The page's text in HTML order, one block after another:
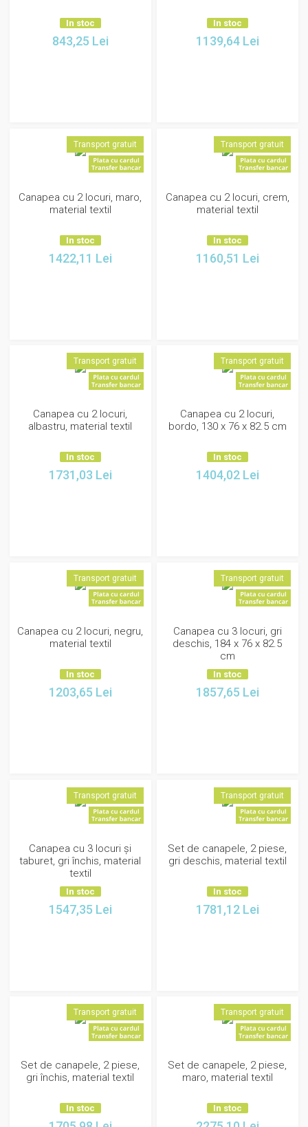
In stoc
843,25 Lei
In stoc
1139,64 Lei
Transport gratuit
Canapea cu 2 locuri, maro,
material textil
In stoc
1422,11 Lei
Transport gratuit
Canapea cu 2 locuri, crem,
material textil
In stoc
1160,51 Lei
Transport gratuit
Canapea cu 2 locuri,
albastru, material textil
In stoc
1731,03 Lei
Transport gratuit
Canapea cu 2 locuri,
bordo, 130 x 76 x 82.5 cm
In stoc
1404,02 Lei
Transport gratuit
Canapea cu 2 locuri, negru,
material textil
In stoc
1203,65 Lei
Transport gratuit
Canapea cu 3 locuri, gri
deschis, 184 x 76 x 82.5
cm
In stoc
1857,65 Lei
Transport gratuit
Canapea cu 3 locuri și
taburet, gri închis, material
textil
In stoc
1547,35 Lei
Transport gratuit
Set de canapele, 2 piese,
gri deschis, material textil
In stoc
1781,12 Lei
Transport gratuit
Set de canapele, 2 piese,
gri închis, material textil
In stoc
Transport gratuit
Set de canapele, 2 piese,
maro, material textil
In stoc